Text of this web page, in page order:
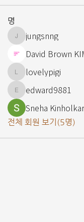
명
jungsnng
jungsnng
David Brown
lovelypigi
lovelypigi
edward9881
edward9881
Sneha Kinholkar
전체 회원 보기(5명)